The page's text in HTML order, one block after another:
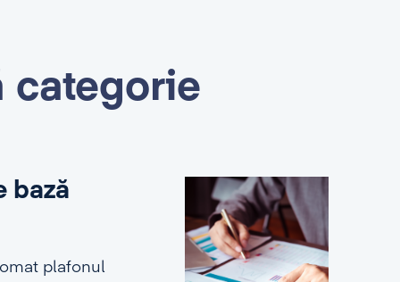
categorie
bază
plafonul